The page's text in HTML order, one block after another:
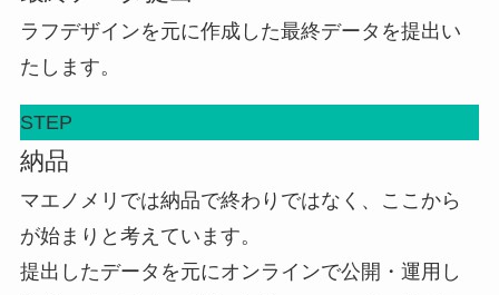
ラフデザインを元に作成した最終データを提出い
たします。
STEP
納品
マエノメリでは納品で終わりではなく、ここから
が始まりと考えています。
提出したデータを元にオンラインで公開・運用し